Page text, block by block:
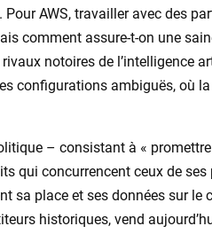
AWS, travailler avec des
comment assure-t-on une
notoires de l’intelligence
configurations ambiguës, où
– consistant à «
qui concurrencent ceux de ses
sa place et ses données sur le
historiques, vend